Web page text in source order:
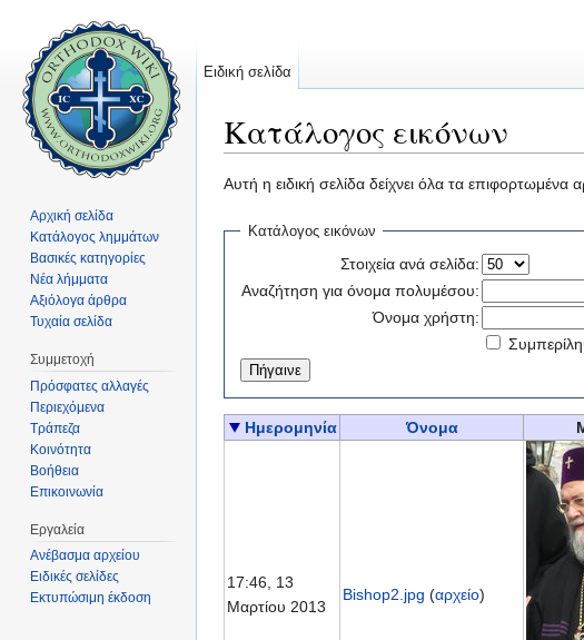
Κατάλογος εικόνων
Αυτή η ειδική σελίδα δείχνει όλα τα επιφορτωμένα
Κατάλογος εικόνων
Στοιχεία ανά σελίδα:
Αναζήτηση για όνομα πολυμέσου:
Όνομα χρήστη:
Ημερομηνία Όνομα
17:46, 13
Μαρτίου 2013
Bishop2.jpg (αρχείο)
Ειδική σελίδα
Αρχική σελίδα
Κατάλογος λημμάτων
Βασικές κατηγορίες
Νέα λήμματα
Αξιόλογα άρθρα
Τυχαία σελίδα
Συμμετοχή
Πρόσφατες αλλαγές
Περιεχόμενα
Τράπεζα
Κοινότητα
Βοήθεια
Επικοινωνία
Εργαλεία
Ανέβασμα αρχείου
Ειδικές σελίδες
Εκτυπώσιμη έκδοση